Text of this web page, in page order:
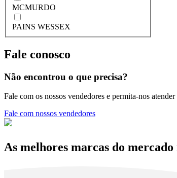
MCMURDO
PAINS WESSEX
Fale conosco
Não encontrou o que precisa?
Fale com os nossos vendedores e permita-nos
Fale com nossos vendedores
As melhores marcas do